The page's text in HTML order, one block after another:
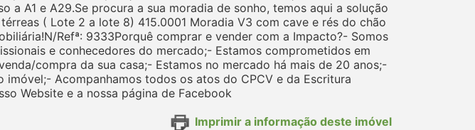
a A1 e A29.Se procura a sua moradia de sonho, temos aqui a solução
( Lote 2 a lote 8) 415.0001 Moradia V3 com cave e rés do chão
Refª: 9333Porquê comprar e vender com a Impacto?- Somos
e conhecedores do mercado;- Estamos comprometidos em
compra da sua casa;- Estamos no mercado há mais de 20 anos;-
Acompanhamos todos os atos do CPCV e da Escritura
Website e a nossa página de Facebook
Imprimir a informação deste imóvel